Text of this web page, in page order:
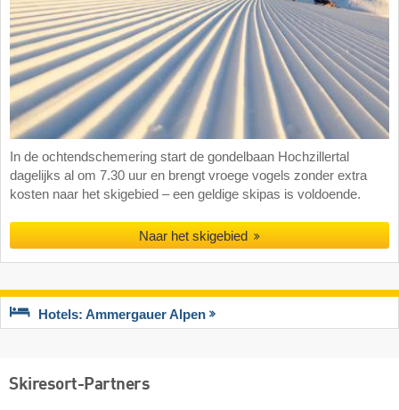
In de ochtendschemering start de gondelbaan Hochzillertal
dagelijks al om 7.30 uur en brengt vroege vogels zonder extra
kosten naar het skigebied – een geldige skipas is voldoende.
Naar het skigebied
Hotels: Ammergauer Alpen
Skiresort-Partners